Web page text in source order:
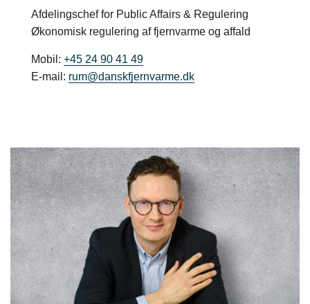
Afdelingschef for Public Affairs & Regulering
Økonomisk regulering af fjernvarme og affald
Mobil: +45 24 90 41 49
E-mail: rum@danskfjernvarme.dk